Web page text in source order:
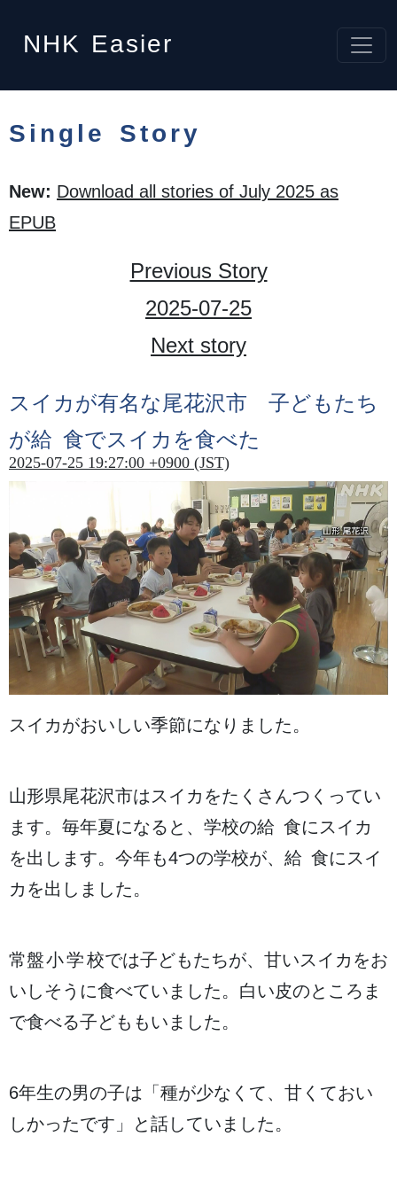
NHK Easier
Single Story
New: Download all stories of July 2025 as
EPUB
Previous Story
2025-07-25
Next story
スイカが有名な尾花沢市 子どもたち
が給食でスイカを食べた
2025-07-25 19:27:00 +0900 (JST)
スイカがおいしい季節になりました。
山形県尾花沢市はスイカをたくさんつくってい
ます。 毎年夏になると、 学校の給食にスイカ
を出 します。 今年も4つの学校が、 給食にスイ
カを出 しました。
常盤小学校では子どもたちが、 甘いスイカをお
いしそうに食べていました。 白い皮のところま
で食べる子どももいました。
6年生の男の子は「 種が少なくて、 甘 くておい
しかったです」と話していました。